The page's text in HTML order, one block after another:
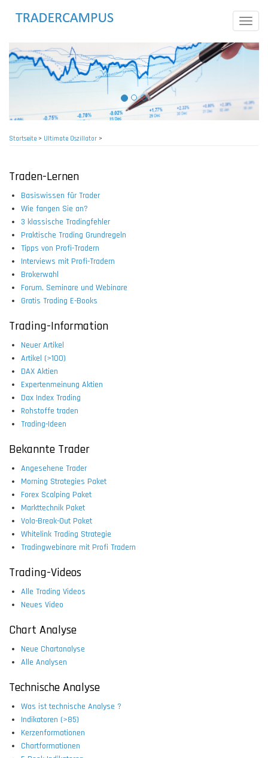
Toggle
Startseite> Ultimate Oszillator >
Traden-Lernen
Basiswissen für Trader
Wie fangen Sie an?
3 klassische Tradingfehler
Praktische Trading Grundregeln
Tipps von Profi-Tradern
Interviews mit Profi-Tradern
Brokerwahl
Forum, Seminare und Webinare
Gratis Trading E-Books
Trading-Information
Neuer Artikel
Artikel (>100)
DAX Aktien
Expertenmeinung Aktien
Dax Index Trading
Rohstoffe traden
Trading-Ideen
Bekannte Trader
Angesehene Trader
Morning Strategies Paket
Forex Scalping Paket
Markttechnik Paket
Vola-Break-Out Paket
Whitelink Trading Strategie
Tradingwebinare mit Profi Tradern
Trading-Videos
Alle Trading Videos
Neues Video
Chart Analyse
Neue Chartanalyse
Alle Analysen
Technische Analyse
Was ist technische Analyse ?
Indikatoren (>85)
Kerzenformationen
Chartformationen